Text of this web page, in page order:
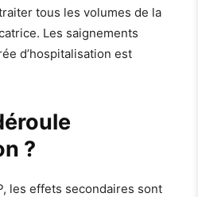
tous les volumes de la
Les saignements
d’hospitalisation est
?
les effets secondaires sont